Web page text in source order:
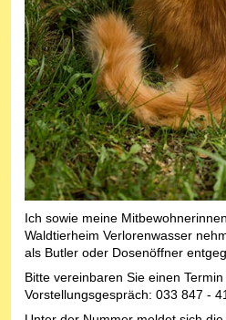
Ich sowie meine
Waldtierheim Verlorenwasser
als Butler oder Dosenöffner
Bitte vereinbaren Sie einen
Vorstellungsgespräch: 033 847 -